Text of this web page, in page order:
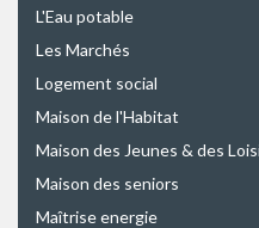
L'Eau potable
Les Marchés
Logement social
Maison de l'Habitat
Maison des Jeunes & des
Maison des seniors
Maîtrise energie